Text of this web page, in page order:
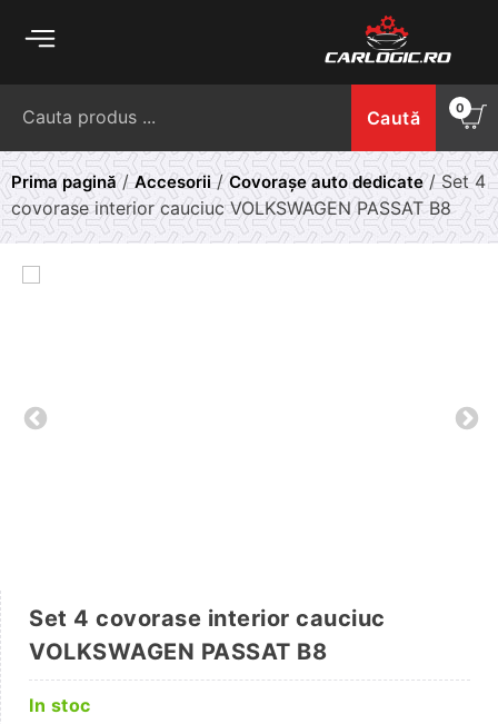
Caută 0
Prima pagină/Accesorii/Covorașe auto dedicate/ Set 4
covorase interior cauciuc VOLKSWAGEN PASSAT B8
Set 4 covorase interior cauciuc
VOLKSWAGEN PASSAT B8
In stoc